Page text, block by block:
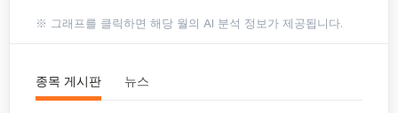
※ 그래프를 클릭하면 해당 월의 AI 분석 정보가 제공됩니다.
종목 게시판 뉴스